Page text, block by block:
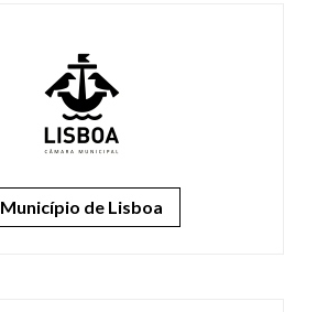
Município de Lisboa